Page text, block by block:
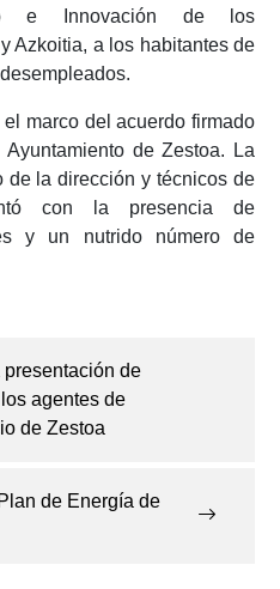
e Innovación de los
Azkoitia, a los habitantes de
marco del acuerdo firmado
de Zestoa. La
de la dirección y técnicos de
con la presencia de
y un nutrido número de
de
agentes de
de Zestoa
de Energía de